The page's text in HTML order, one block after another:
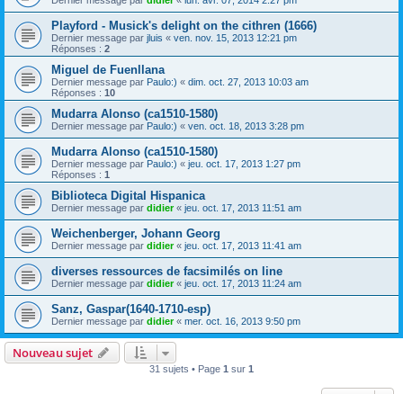
Playford - Musick's delight on the cithren (1666)
Dernier message par jluis « ven. nov. 15, 2013 12:21 pm
Réponses : 2
Miguel de Fuenllana
Dernier message par Paulo:) « dim. oct. 27, 2013 10:03 am
Réponses : 10
Mudarra Alonso (ca1510-1580)
Dernier message par Paulo:) « ven. oct. 18, 2013 3:28 pm
Mudarra Alonso (ca1510-1580)
Dernier message par Paulo:) « jeu. oct. 17, 2013 1:27 pm
Réponses : 1
Biblioteca Digital Hispanica
Dernier message par didier« jeu. oct. 17, 2013 11:51 am
Weichenberger, Johann Georg
Dernier message par didier« jeu. oct. 17, 2013 11:41 am
diverses ressources de facsimilés on line
Dernier message par didier« jeu. oct. 17, 2013 11:24 am
Sanz, Gaspar(1640-1710-esp)
Dernier message par didier« mer. oct. 16, 2013 9:50 pm
Nouveau sujet
31 sujets • Page 1 sur 1